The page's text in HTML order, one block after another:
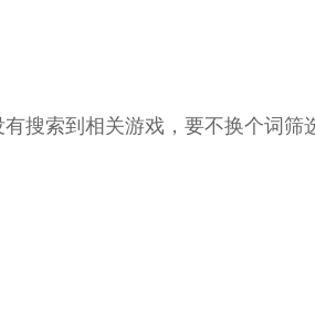
搜索到相关游戏，要不换个词筛